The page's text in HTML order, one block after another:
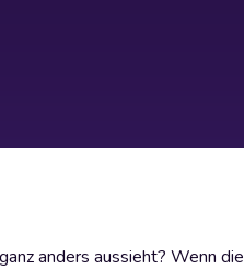
anders aussieht? Wenn die